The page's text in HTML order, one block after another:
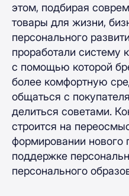
этом, подбирая
товары для жизни,
персонального
проработали систему
с помощью которой
более комфортную
общаться с
делиться советами.
строится на
формировании нового
поддержке
персонального